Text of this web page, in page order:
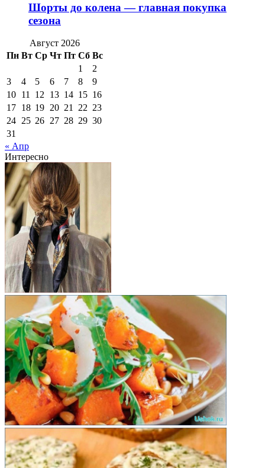
Шорты до колена — главная покупка
сезона
Август 2026
Пн Вт Ср Чт Пт Сб Вс
1
2
3
4 5 6 7 8
9
10 11 12 13 14 15 16
17 18 19 20 21 22 23
24 25 26 27 28 29 30
31
« Апр
Интересно